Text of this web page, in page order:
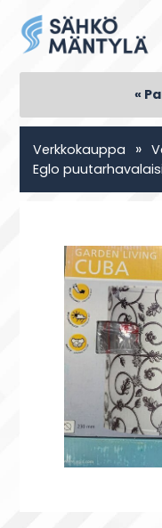
«
Verkkokauppa »
Eglo